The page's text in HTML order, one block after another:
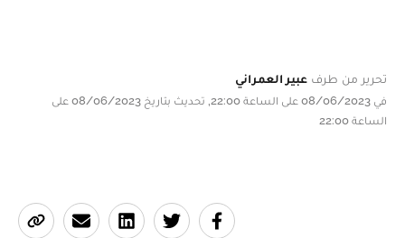
تحرير من طرف عبير العمراني
في 08/06/2023 على الساعة 22:00, تحديث بتاريخ 08/06/2023 على
الساعة 22:00